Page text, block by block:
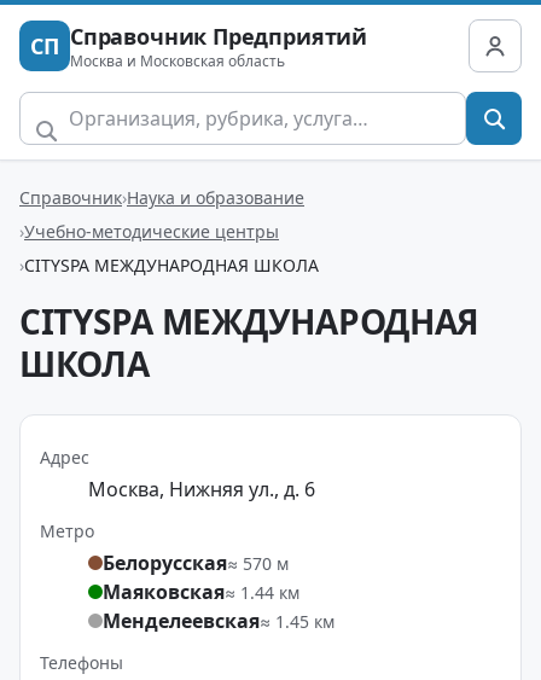
СП Справочник Предприятий
Москва и Московская область
Справочник Наука и образование
Учебно-методические центры
CITYSPA МЕЖДУНАРОДНАЯ ШКОЛА
CITYSPA МЕЖДУНАРОДНАЯ
ШКОЛА
Адрес
Москва, Нижняя ул., д. 6
Метро
Белорусская≈ 570 м
Маяковская≈ 1.44 км
Менделеевская≈ 1.45 км
Телефоны